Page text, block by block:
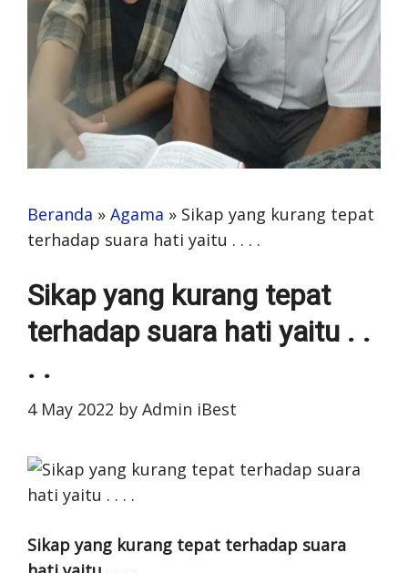
Beranda » Agama » Sikap yang kurang tepat
terhadap suara hati yaitu . . . .
Sikap yang kurang tepat
terhadap suara hati yaitu . .
. .
4 May 2022 by Admin iBest
Sikap yang kurang tepat terhadap suara